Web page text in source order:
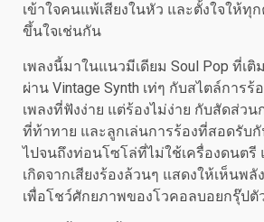
เข้าใจคนแพ้เสียงในหัว และตั้งใจให้ทุ
ขึ้นใจเช่นกัน
เพลงนี้มาในแนวมีเดียม Soul Pop ที่เติ
ผ่าน Vintage Synth เท่ๆ กับสไตล์การร้
เพลงที่ฟังง่าย แต่ร้องไม่ง่าย กับสัดส่วน
ที่ท้าทาย และลูกเล่นการร้องที่สอดรับ
ไปจนถึงท่อนโซโล่ที่ไม่ใช้เครื่องดนตรี
เกิดจากเสียงร้องล้วนๆ แสดงให้เห็นพ
เพื่อโชว์ศักยภาพของโวคอลบอยกรุ๊ปตั